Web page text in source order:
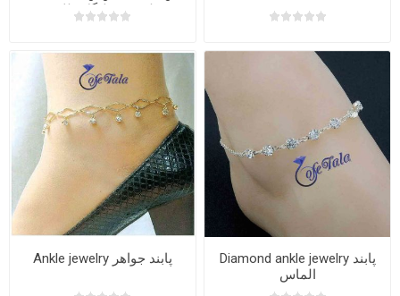
حلقه وسط گل طلایی
Ankle jewelry پابند جواهر
Diamond ankle jewelry پابند
الماس